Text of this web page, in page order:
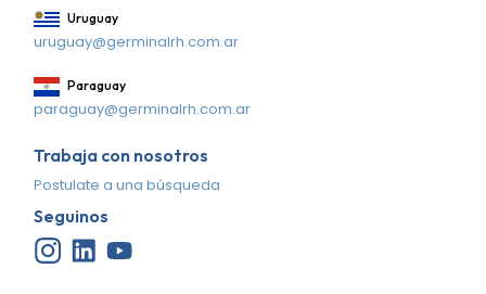
Uruguay
uruguay@germinalrh.com.ar
Paraguay
paraguay@germinalrh.com.ar
Trabaja con nosotros
Postulate a una búsqueda
Seguinos